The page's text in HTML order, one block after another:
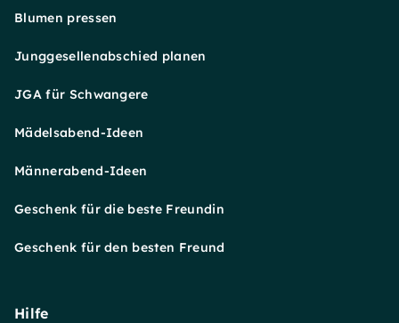
Blumen pressen
Junggesellenabschied planen
JGA für Schwangere
Mädelsabend-Ideen
Männerabend-Ideen
Geschenk für die beste Freundin
Geschenk für den besten Freund
Hilfe